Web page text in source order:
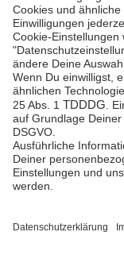
Betrugsprävention
© Unzer Group GmbH